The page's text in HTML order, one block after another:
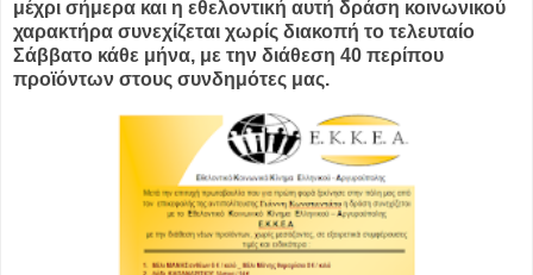
μέχρι σήμερα και η εθελοντική αυτή δράση κοινωνικού
χαρακτήρα συνεχίζεται χωρίς διακοπή το τελευταίο
Σάββατο κάθε μήνα, με την διάθεση 40 περίπου
προϊόντων στους συνδημότες μας.